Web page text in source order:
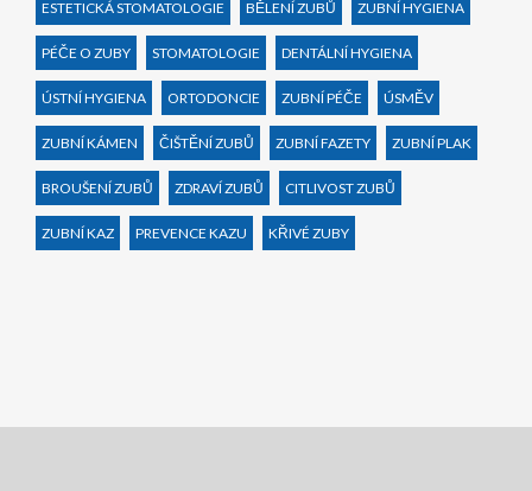
ESTETICKÁ STOMATOLOGIE BĚLENÍ ZUBŮ ZUBNÍ HYGIENA
PÉČE O ZUBY STOMATOLOGIE DENTÁLNÍ HYGIENA
ÚSTNÍ HYGIENA ORTODONCIE ZUBNÍ PÉČE ÚSMĚV
ZUBNÍ KÁMEN ČIŠTĚNÍ ZUBŮ ZUBNÍ FAZETY ZUBNÍ PLAK
BROUŠENÍ ZUBŮ ZDRAVÍ ZUBŮ CITLIVOST ZUBŮ
ZUBNÍ KAZ PREVENCE KAZU KŘIVÉ ZUBY